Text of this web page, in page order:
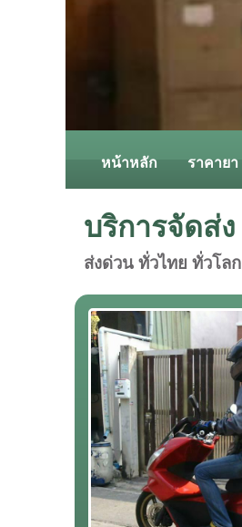
หน้าหลัก ราคายา
บริการจัดส่ง
ส่งด่วน ทั่วไทย ทั่วโลก